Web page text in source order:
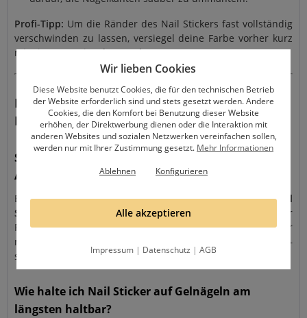
Profi-Tipp: Um die Ränder des Nail Stickers fast vollständig
verschwinden zu lassen, versiegel deine Farbe vorher kurz
mit einem Versiegelungsgel.
FAQ – Häufig gestellte Fragen zu unseren
Nail Stickern
Sind die Nail Sticker selbstklebend oder Wasser-
Aufkleber (Water Decals)?
Bei dieser Serie handelt es sich umselbstklebende Nail
Sticker
. Du benötigst kein Wasser! Einfach mit einer
Pinzette vom Bogen abziehen, auf den abgecleanerten oder
mattierten Nagel kleben, andrücken und versiegeln –
schneller geht Nailart nicht.
Wie halte ich Nail Sticker auf Gelnägeln am
längsten haltbar?
Wir lieben Cookies
Diese Website benutzt Cookies, die für den technischen Betrieb
der Website erforderlich sind und stets gesetzt werden. Andere
Cookies, die den Komfort bei Benutzung dieser Website
erhöhen, der Direktwerbung dienen oder die Interaktion mit
anderen Websites und sozialen Netzwerken vereinfachen sollen,
werden nur mit Ihrer Zustimmung gesetzt. Mehr Informationen
Ablehnen
Konfigurieren
Alle akzeptieren
Impressum | Datenschutz | AGB